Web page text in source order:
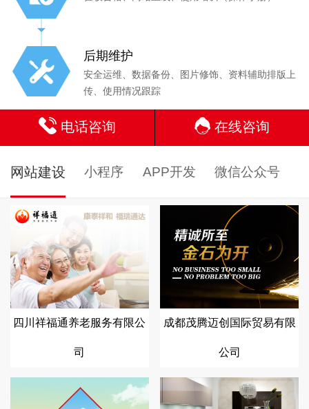
后期维护
安全运维、数据备份、图片修饰、资料辅助排版上
传、使用情况跟踪
电话咨询 在线咨询
网站建设 小程序 APP开发 微信公众号
四川祥福通养老服务有限公
司
成都茂腾迈创国际贸易有限
公司